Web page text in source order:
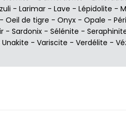
- Larimar - Lave - Lépidolite -
- Oeil de tigre - Onyx - Opale -
- Sardonix - Sélénite -
Unakite - Variscite - Verdélite -